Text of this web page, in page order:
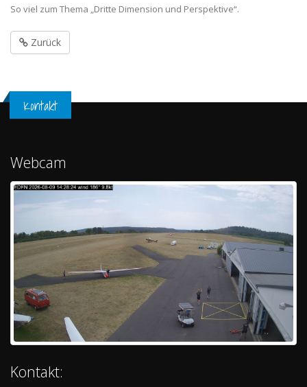
So viel zum Thema „Dritte Dimension und Perspektive“.
Zurück
Kontakt
Webcam
Kontakt: